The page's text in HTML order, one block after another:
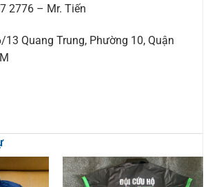
2776 – Mr. Tiến
Quang Trung, Phường 10, Quận